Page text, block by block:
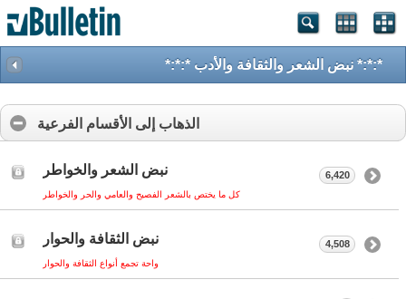
*:*:* نبض الشعر والثقافة والأدب *:*:*
الذهاب إلى الأقسام الفرعية
نبض الشعر والخواطر
كل ما يختص بالشعر الفصيح والعامي والحر والخواطر
6,420
نبض الثقافة والحوار
واحة تجمع أنواع الثقافة والحوار
4,508